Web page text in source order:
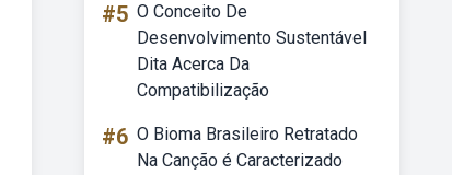
#5 O Conceito De
Desenvolvimento Sustentável
Dita Acerca Da
Compatibilização
#6 O Bioma Brasileiro Retratado
Na Canção é Caracterizado